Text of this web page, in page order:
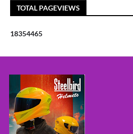
TOTAL PAGEVIEWS
18354465